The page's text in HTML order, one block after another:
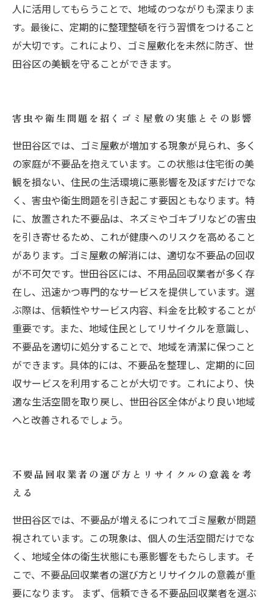
人に活用してもらうことで、地域のつながりも深まりま
す。最後に、定期的に整理整頓を行う習慣をつけること
が大切です。これにより、ゴミ屋敷化を未然に防ぎ、世
田谷区の美観を守ることができます。
害虫や衛生問題を招くゴミ屋敷の実態とその影響
世田谷区では、ゴミ屋敷が増加する現象が見られ、多く
の家庭が不要品を抱えています。この状態は住宅街の美
観を損ない、住民の生活環境に悪影響を及ぼすだけでな
く、害虫や衛生問題を引き起こす要因ともなります。特
に、放置された不要品は、ネズミやゴキブリなどの害虫
を引き寄せるため、これが健康へのリスクを高めること
があります。ゴミ屋敷の解消には、適切な不要品の回収
が不可欠です。世田谷区には、不用品回収業者が多く存
在し、迅速かつ専門的なサービスを提供しています。選
ぶ際は、信頼性やサービス内容、料金を比較することが
重要です。また、地域住民としてリサイクルを意識し、
不要品を適切に処分することで、地域を清潔に保つこと
ができます。具体的には、不要品を整理し、定期的に回
収サービスを利用することが大切です。これにより、快
適な生活空間を取り戻し、世田谷区全体がより良い地域
へと改善されるでしょう。
不要品回収業者の選び方とリサイクルの意義を考
える
世田谷区では、不要品が増えるにつれてゴミ屋敷が問題
視されています。この現象は、個人の生活空間だけでな
く、地域全体の衛生状態にも悪影響をもたらします。そ
こで、不要品回収業者の選び方とリサイクルの意義が重
要になります。 まず、信頼できる不要品回収業者を選ぶ